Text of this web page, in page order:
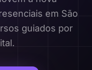
em São
guiados por